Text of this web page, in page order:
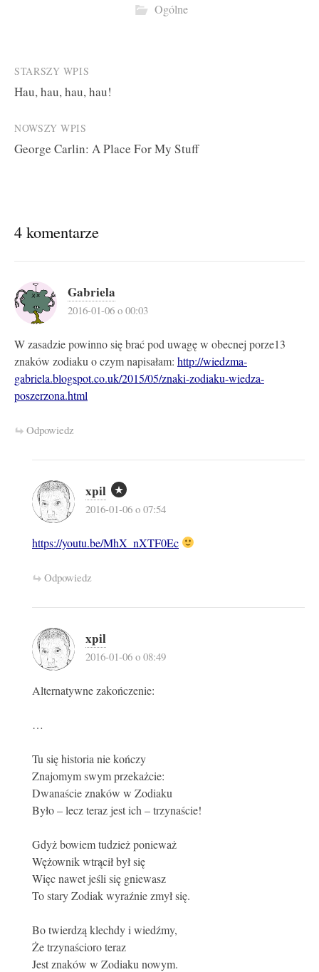
Ogólne
Post
navigation
STARSZY WPIS
Hau, hau, hau, hau!
NOWSZY WPIS
George Carlin: A Place For My Stuff
4 komentarze
Gabriela
2016-01-06 o 00:03
W zasadzie powinno się brać pod uwagę w obecnej porze13
znaków zodiaku o czym napisałam: http://wiedzma-
gabriela.blogspot.co.uk/2015/05/znaki-zodiaku-wiedza-
poszerzona.html
Odpowiedz
xpil
2016-01-06 o 07:54
https://youtu.be/MhX_nXTF0Ec
Odpowiedz
xpil
2016-01-06 o 08:49
Alternatywne zakończenie:
…
Tu się historia nie kończy
Znajomym swym przekażcie:
Dwanaście znaków w Zodiaku
Było – lecz teraz jest ich – trzynaście!
Gdyż bowiem tudzież ponieważ
Wężownik wtrącił był się
Więc nawet jeśli się gniewasz
To stary Zodiak wyraźnie zmył się.
Bo twierdzą klechdy i wiedźmy,
Że trzynaścioro teraz
Jest znaków w Zodiaku nowym.